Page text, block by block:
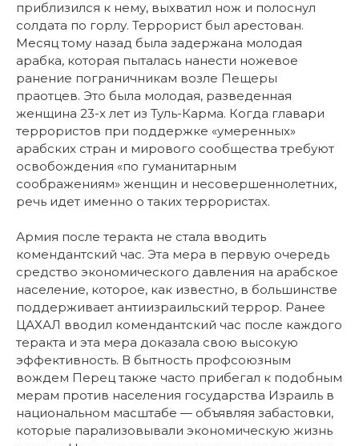
приблизился к нему, выхватил нож и полоснул
солдата по горлу. Террорист был арестован.
Месяц тому назад была задержана молодая
арабка, которая пыталась нанести ножевое
ранение пограничникам возле Пещеры
праотцев. Это была молодая, разведенная
женщина 23-х лет из Туль-Карма. Когда главари
террористов при поддержке «умеренных»
арабских стран и мирового сообщества требуют
освобождения «по гуманитарным
соображениям» женщин и несовершеннолетних,
речь идет именно о таких террористах.
Армия после теракта не стала вводить
комендантский час. Эта мера в первую очередь
средство экономического давления на арабское
население, которое, как известно, в большинстве
поддерживает антиизраильский террор. Ранее
ЦАХАЛ вводил комендантский час после каждого
теракта и эта мера доказала свою высокую
эффективность. В бытность профсоюзным
вождем Перец также часто прибегал к подобным
мерам против населения государства Израиль в
национальном масштабе — объявляя забастовки,
которые парализовывали экономическую жизнь